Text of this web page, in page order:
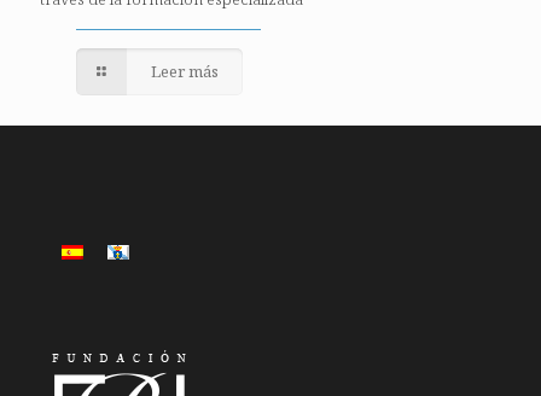
Leer más